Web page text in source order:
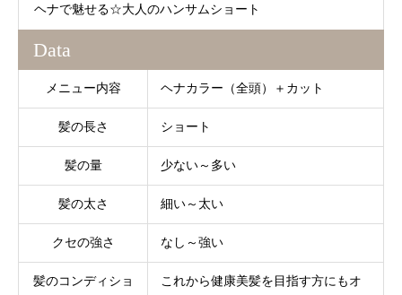
ヘナで魅せる☆大人のハンサムショート
Data
メニュー内容 ヘナカラー（全頭）＋カット
髪の長さ ショート
髪の量 少ない～多い
髪の太さ 細い～太い
クセの強さ なし～強い
髪のコンディショ
これから健康美髪を目指す方にもオ